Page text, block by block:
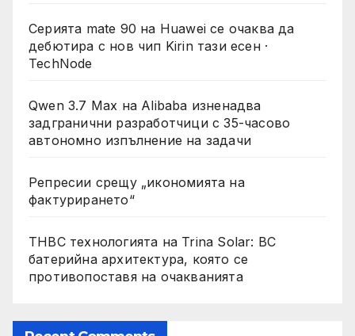
Серията mate 90 на Huawei се очаква да
дебютира с нов чип Kirin тази есен ·
TechNode
Qwen 3.7 Max на Alibaba изненадва
задгранични разработчици с 35-часово
автономно изпълнение на задачи
Репресии срещу „икономията на
фактурирането“
THBC технологията на Trina Solar: BC
батерийна архитектура, която се
противопоставя на очакванията